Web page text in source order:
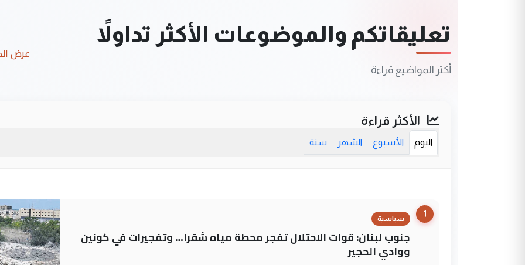
تعليقاتكم والموضوعات الأكثر تداولاً
أكثر المواضيع قراءة
عرض
الأكثر قراءة
اليوم الأسبوع الشهر سنة
1
سياسية
جنوب لبنان: قوات الاحتلال تفجر محطة مياه شقرا… وتفجيرات في كونين
ووادي الحجير